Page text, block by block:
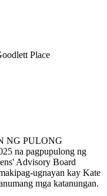
Place
NG PULONG
na pagpupulong ng
Advisory Board
ugnayan kay Kate
mga katanungan.